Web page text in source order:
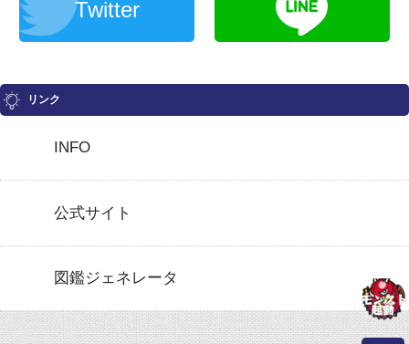
Twitter
リンク
INFO
公式サイト
図鑑ジェネレータ